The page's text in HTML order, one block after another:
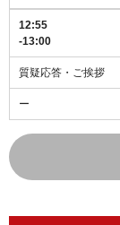
12:55
-13:00
質疑応答・ご挨拶
ー